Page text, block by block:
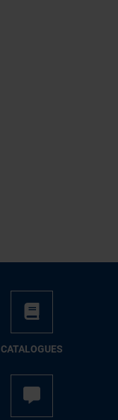
CATALOGUES